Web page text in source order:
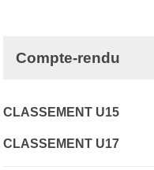
Compte-rendu
CLASSEMENT U15
CLASSEMENT U17